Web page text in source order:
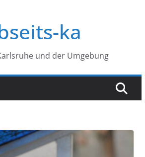
ka
und der Umgebung